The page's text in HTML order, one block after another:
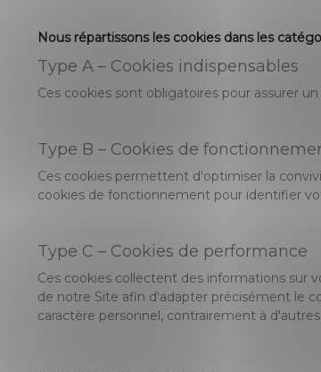
Nous répartissons les cookies dans les
Type A – Cookies indispensables
Ces cookies sont obligatoires pour assurer
Type B – Cookies de
Ces cookies permettent d'optimiser la
cookies de fonctionnement pour identifier
Type C – Cookies de performance
Ces cookies collectent des informations sur
de notre Site afin d'adapter précisément le
caractère personnel, contrairement à d'autres.